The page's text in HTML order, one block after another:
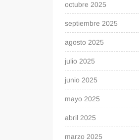
octubre 2025
septiembre 2025
agosto 2025
julio 2025
junio 2025
mayo 2025
abril 2025
marzo 2025